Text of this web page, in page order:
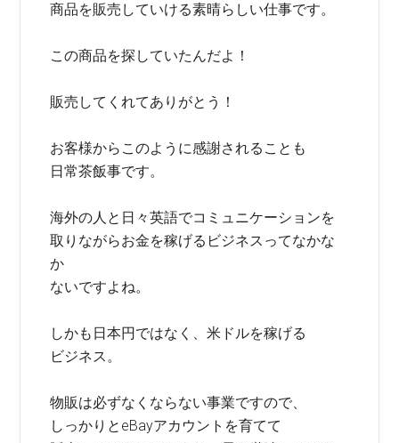
商品を販売していける素晴らしい仕事です。
この商品を探していたんだよ！
販売してくれてありがとう！
お客様からこのように感謝されることも
日常茶飯事です。
海外の人と日々英語でコミュニケーションを
取りながらお金を稼げるビジネスってなかな
か
ないですよね。
しかも日本円ではなく、米ドルを稼げる
ビジネス。
物販は必ずなくならない事業ですので、
しっかりとeBayアカウントを育てて